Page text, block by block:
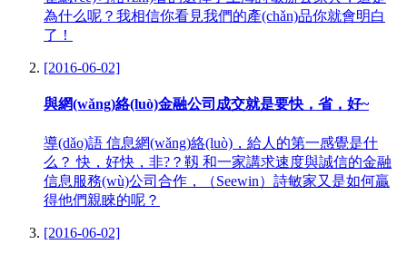
為什么呢？我相信你看見我們的產(chǎn)品你就會明白
了！
[2016-06-02]
與網(wǎng)絡(luò)金融公司成交就是要快，省，好~
導(dǎo)語 信息網(wǎng)絡(luò)，給人的第一感覺是什
么？ 快，好快，非?？靱 和一家講求速度與誠信的金融
信息服務(wù)公司合作，（Seewin）詩敏家又是如何贏
得他們親睞的呢？
[2016-06-02]